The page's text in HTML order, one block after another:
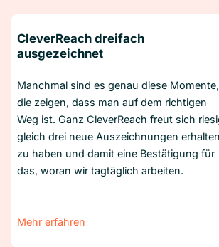
CleverReach dreifach
ausgezeichnet
Manchmal sind es genau diese Momente,
die zeigen, dass man auf dem richtigen
Weg ist. Ganz CleverReach freut sich
gleich drei neue Auszeichnungen erhalten
zu haben und damit eine Bestätigung für
das, woran wir tagtäglich arbeiten.
Mehr erfahren